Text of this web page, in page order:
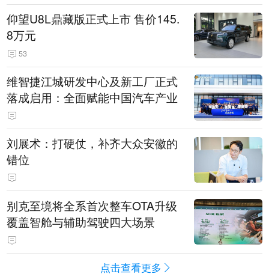
仰望U8L鼎藏版正式上市 售价145.
8万元
53
维智捷江城研发中心及新工厂正式
落成启用：全面赋能中国汽车产业
刘展术：打硬仗，补齐大众安徽的
错位
别克至境将全系首次整车OTA升级
覆盖智舱与辅助驾驶四大场景
点击查看更多